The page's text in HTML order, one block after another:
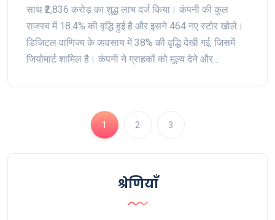
साथ ₹2,836 करोड़ का शुद्ध लाभ दर्ज किया। कंपनी की कुल
राजस्व में 18.4% की वृद्धि हुई है और इसने 464 नए स्टोर खोले।
डिजिटल वाणिज्य के व्यवसाय में 38% की वृद्धि देखी गई, जिसमें
जियोमार्ट शामिल है। कंपनी ने ग्राहकों को मूल्य देने और
1 2 3
श्रेणियाँ